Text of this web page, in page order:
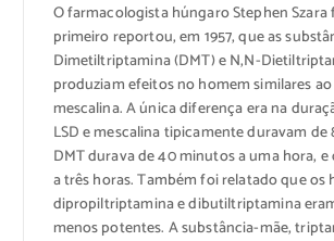
O farmacologista húngaro Stephen Szara
primeiro reportou, em 1957, que as
Dimetiltriptamina (DMT) e N,N-
produziam efeitos no homem similares ao
mescalina. A única diferença era na
LSD e mescalina tipicamente duravam de
DMT durava de 40 minutos a uma hora, e
a três horas. Também foi relatado que os
dipropiltriptamina e dibutiltriptamina
menos potentes. A substância-mãe,